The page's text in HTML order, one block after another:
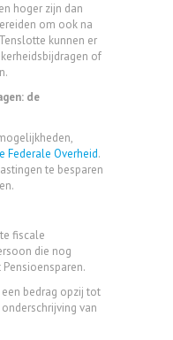
hoger zijn dan
om ook na
kunnen er
of
de
Federale Overheid.
te besparen
fiscale
die nog
bedrag opzij tot
van